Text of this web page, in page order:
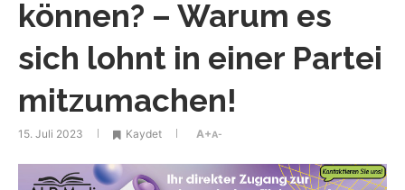
können? – Warum es
sich lohnt in einer Partei
mitzumachen!
15. Juli 2023 Kaydet A+A-